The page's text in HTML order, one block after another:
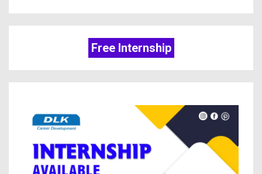
Free Internship